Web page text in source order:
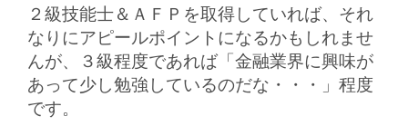
２級技能士＆ＡＦＰを取得していれば、それ
なりにアピールポイントになるかもしれませ
んが、３級程度であれば「金融業界に興味が
あって少し勉強しているのだな・・・」程度
です。